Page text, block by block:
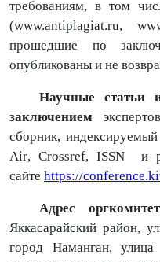
требованиям, в том
(www.antiplagiat.ru,
прошедшие по
опубликованы и не
Научные статьи
заключением
сборник, индексируем
Air,Crossref,ISSN
и
сайте https://
Адрес
Яккасарайский район,
город Наманган,